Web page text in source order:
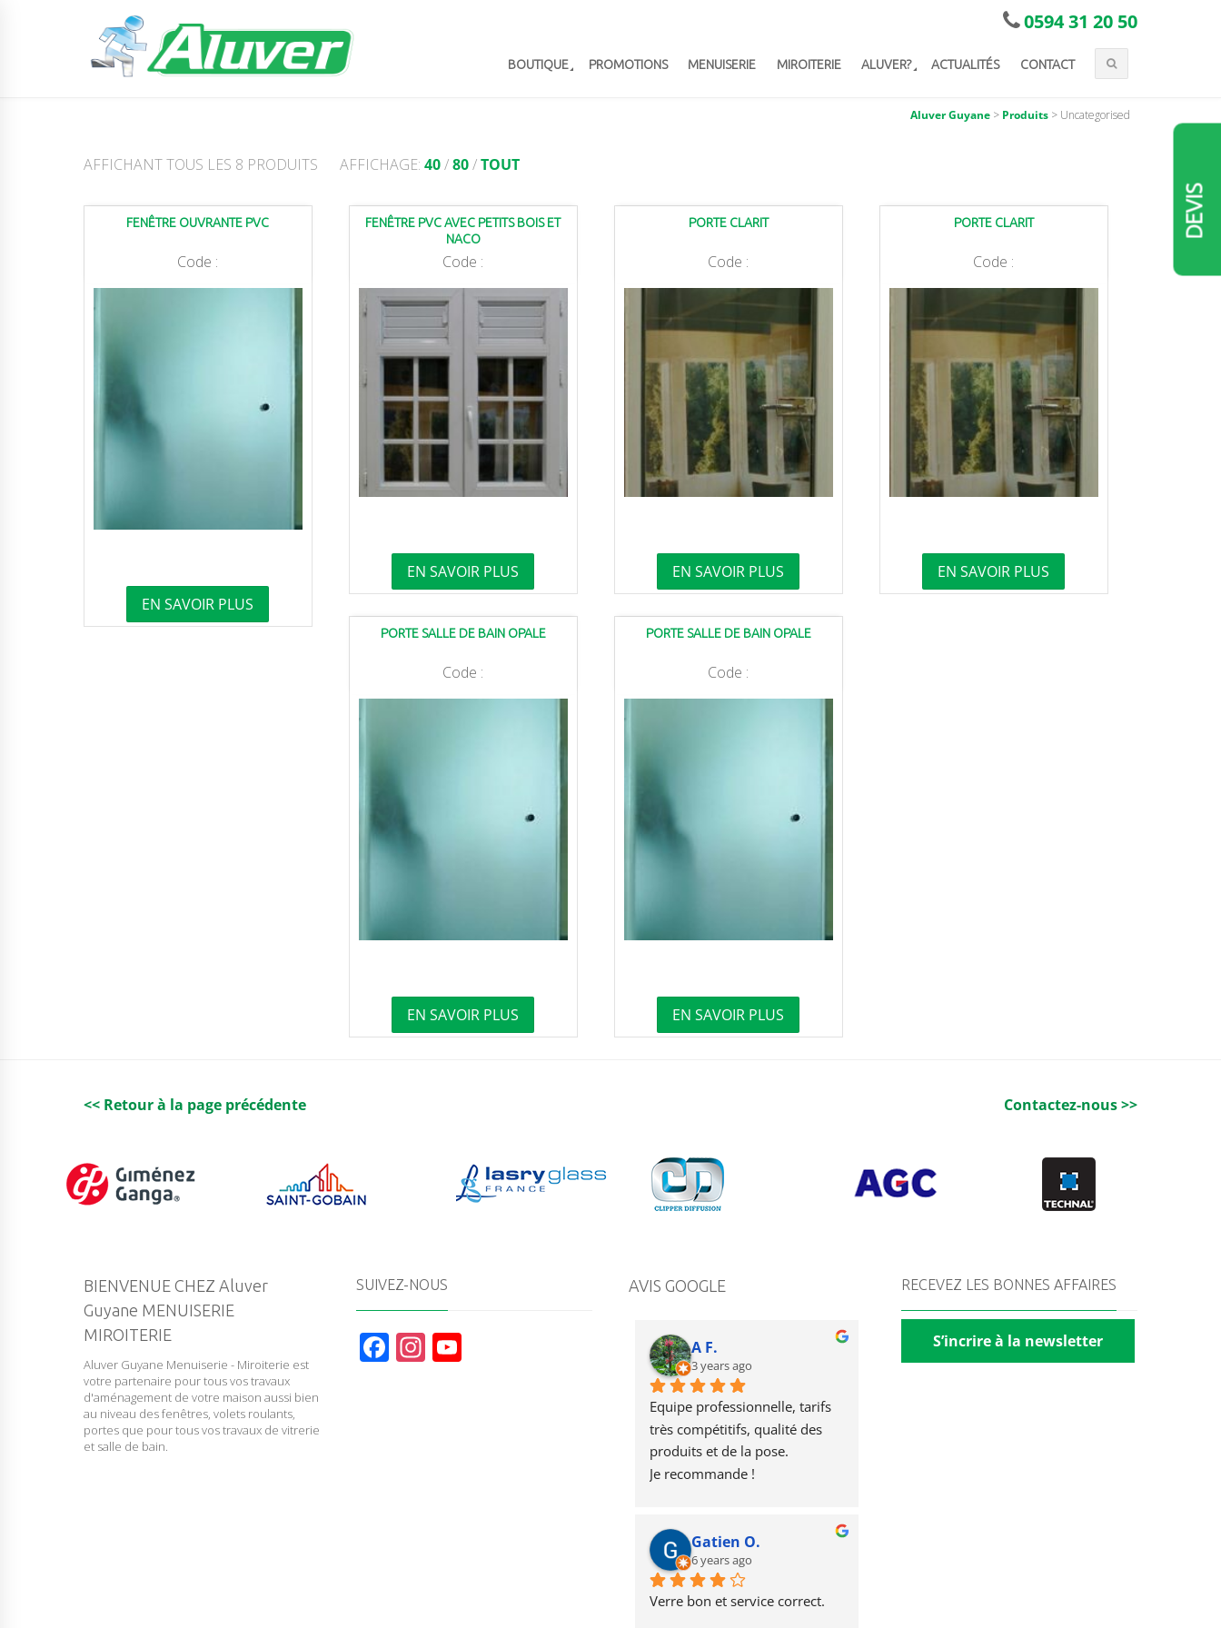
0594 31 20 50
BOUTIQUE PROMOTIONS MENUISERIE MIROITERIE ALUVER? ACTUALITÉS CONTACT
DEVIS
Aluver Guyane > Produits > Uncategorised
AFFICHANT TOUS LES 8 PRODUITS AFFICHAGE: 40/80/TOUT
FENÊTRE OUVRANTE PVC
Code :
EN SAVOIR PLUS
FENÊTRE PVC AVEC PETITS BOIS ET
NACO
Code :
EN SAVOIR PLUS
PORTE CLARIT
Code :
EN SAVOIR PLUS
PORTE CLARIT
Code :
EN SAVOIR PLUS
PORTE SALLE DE BAIN OPALE
Code :
EN SAVOIR PLUS
PORTE SALLE DE BAIN OPALE
Code :
EN SAVOIR PLUS
<< Retour à la page précédente Contactez-nous >>
BIENVENUE CHEZ Aluver
Guyane MENUISERIE
MIROITERIE
Aluver Guyane Menuiserie - Miroiterie est
votre partenaire pour tous vos travaux
d'aménagement de votre maison aussi bien
au niveau des fenêtres, volets roulants,
portes que pour tous vos travaux de vitrerie
et salle de bain.
SUIVEZ-NOUS
F In
AVIS GOOGLE
A F.
3 years ago
Equipe professionnelle, tarifs
très compétitifs, qualité des
produits et de la pose.
Je recommande !
Gatien O.
6 years ago
Verre bon et service correct.
RECEVEZ LES BONNES AFFAIRES
S’incrire à la newsletter